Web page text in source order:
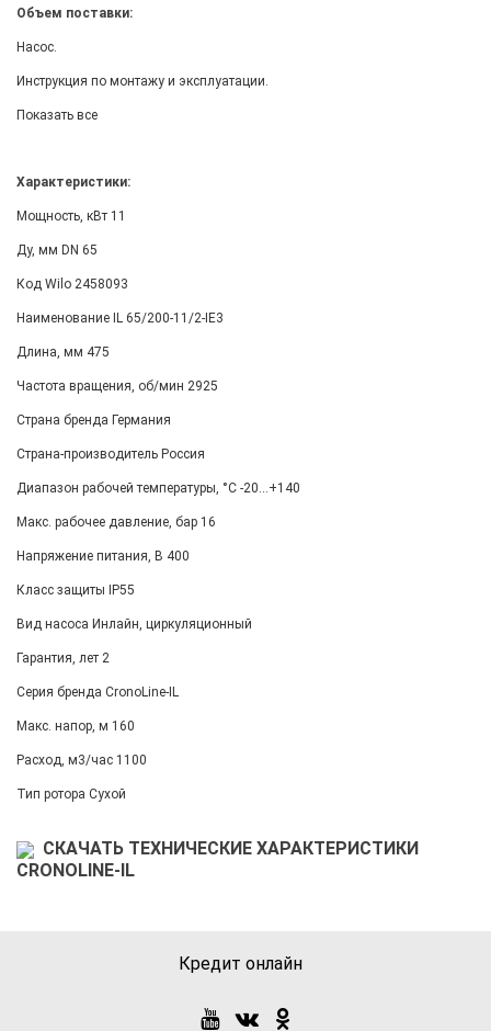
Объем поставки:
Насос.
Инструкция по монтажу и эксплуатации.
Показать все
Характеристики:
Мощность, кВт 11
Ду, мм DN 65
Код Wilo 2458093
Наименование IL 65/200-11/2-IE3
Длина, мм 475
Частота вращения, об/мин 2925
Страна бренда Германия
Страна-производитель Россия
Диапазон рабочей температуры, °С -20...+140
Макс. рабочее давление, бар 16
Напряжение питания, В 400
Класс защиты IP55
Вид насоса Инлайн, циркуляционный
Гарантия, лет 2
Серия бренда CronoLine-IL
Макс. напор, м 160
Расход, м3/час 1100
Тип ротора Сухой
СКАЧАТЬ ТЕХНИЧЕСКИЕ ХАРАКТЕРИСТИКИ
CRONOLINE-IL
Кредит онлайн